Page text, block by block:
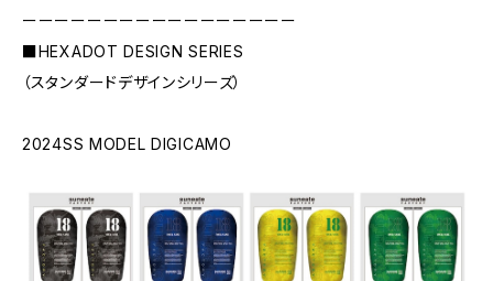
ーーーーーーーーーーーーーーーーー
■HEXADOT DESIGN SERIES
（スタンダードデザインシリーズ）
2024SS MODEL DIGICAMO